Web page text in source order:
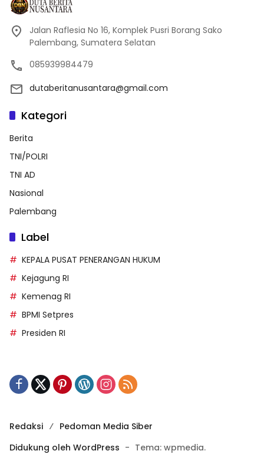
Jalan Raflesia No 16, Komplek Pusri Borang Sako
Palembang, Sumatera Selatan
085939984479
dutaberitanusantara@gmail.com
Kategori
Berita
TNI/POLRI
TNI AD
Nasional
Palembang
Label
KEPALA PUSAT PENERANGAN HUKUM
Kejagung RI
Kemenag RI
BPMI Setpres
Presiden RI
Redaksi
Pedoman Media Siber
Didukung oleh WordPress - Tema: wpmedia.